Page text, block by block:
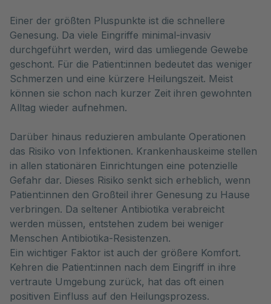
Einer der größten Pluspunkte ist die schnellere
Genesung. Da viele Eingriffe minimal-invasiv
durchgeführt werden, wird das umliegende Gewebe
geschont. Für die Patient:innen bedeutet das weniger
Schmerzen und eine kürzere Heilungszeit. Meist
können sie schon nach kurzer Zeit ihren gewohnten
Alltag wieder aufnehmen.
Darüber hinaus reduzieren ambulante Operationen
das Risiko von Infektionen. Krankenhauskeime stellen
in allen stationären Einrichtungen eine potenzielle
Gefahr dar. Dieses Risiko senkt sich erheblich, wenn
Patient:innen den Großteil ihrer Genesung zu Hause
verbringen. Da seltener Antibiotika verabreicht
werden müssen, entstehen zudem bei weniger
Menschen Antibiotika-Resistenzen.
Ein wichtiger Faktor ist auch der größere Komfort.
Kehren die Patient:innen nach dem Eingriff in ihre
vertraute Umgebung zurück, hat das oft einen
positiven Einfluss auf den Heilungsprozess.